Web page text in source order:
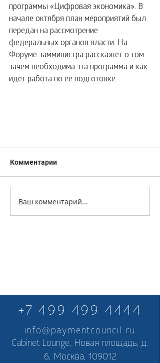
программы «Цифровая экономика». В
начале октября план мероприятий был
передан на рассмотрение
федеральных органов власти. На
Форуме замминистра расскажет о том
зачем необходима эта программа и как
идет работа по ее подготовке.
Комментарии
Ваш комментарий...
+7 499 499 4444
info@paymentcouncil.ru
Cabinet Lounge, Новая площадь, д.
6, Москва, 109012